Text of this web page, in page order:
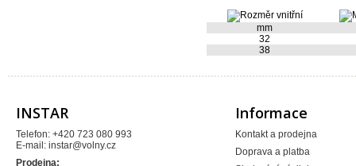
mm
32
38
INSTAR
Telefon: +420 723 080 993
E-mail: instar@volny.cz
Prodejna:
Informace
Kontakt a prodejna
Doprava a platba